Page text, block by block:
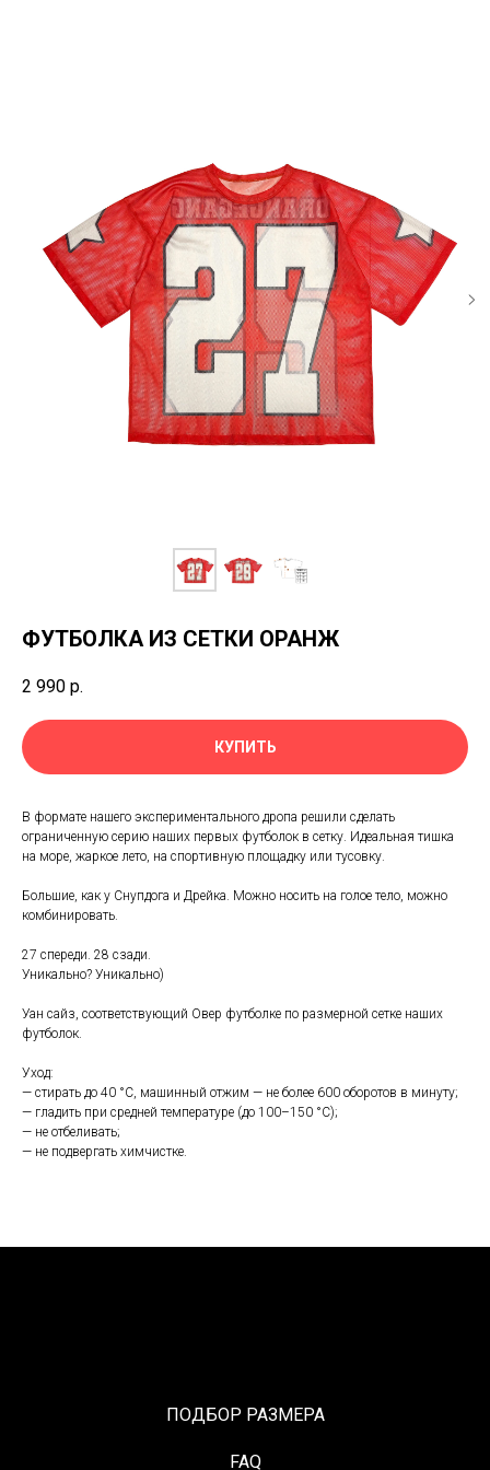
ФУТБОЛКА ИЗ СЕТКИ ОРАНЖ
2 990 р.
КУПИТЬ
В формате нашего экспериментального дропа решили сделать
ограниченную серию наших первых футболок в сетку. Идеальная тишка
на море, жаркое лето, на спортивную площадку или тусовку.
Большие, как у Снупдога и Дрейка. Можно носить на голое тело, можно
комбинировать.
27 спереди. 28 сзади.
Уникально? Уникально)
Уан сайз, соответствующий Овер футболке по размерной сетке наших
футболок.
Уход:
— стирать до 40 °С, машинный отжим — не более 600 оборотов в минуту;
— гладить при средней температуре (до 100–150 °С);
— не отбеливать;
— не подвергать химчистке.
ПОДБОР РАЗМЕРА
FAQ